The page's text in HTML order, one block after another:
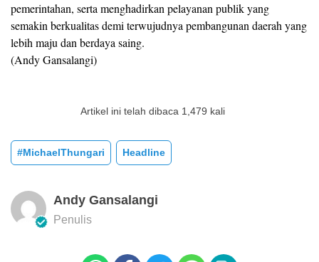
pemerintahan, serta menghadirkan pelayanan publik yang
semakin berkualitas demi terwujudnya pembangunan daerah yang
lebih maju dan berdaya saing.
(Andy Gansalangi)
Artikel ini telah dibaca 1,479 kali
#MichaelThungari Headline
Andy Gansalangi
Penulis